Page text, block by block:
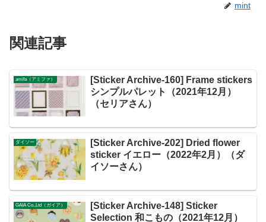
mint
関連記事
amifa（アミファ）
[Sticker Archive-160] Frame stickers
シンプルパレット（2021年12月）
（セリアさん）
ダイソー
[Sticker Archive-202] Dried flower
sticker イエロー（2022年2月）（ダ
イソーさん）
GAIA Co.,Ltd（ガイア）
[Sticker Archive-148] Sticker
Selection 和こもの（2021年12月）